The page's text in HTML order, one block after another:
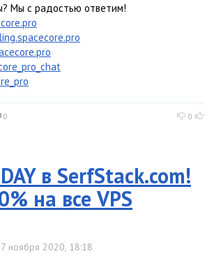
Мы с радостью ответим!
0 0
в SerfStack.com!
на все VPS
ноября 2020, 18:18